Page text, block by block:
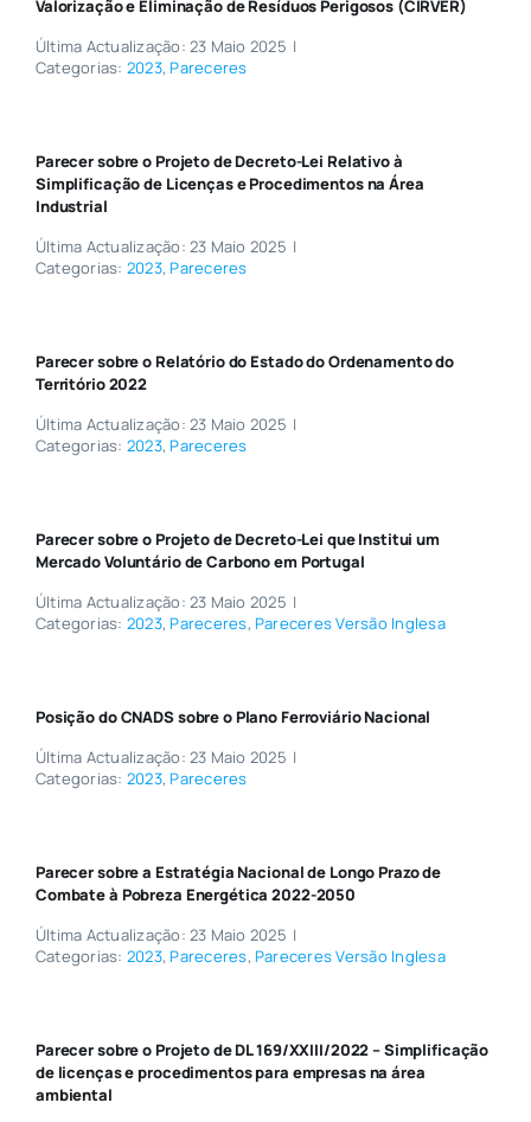
Valorização e Eliminação de Resíduos Perigosos (CIRVER)
Última Actualização: 23 Maio 2025 |
Categorias: 2023,Pareceres
Parecer sobre o Projeto de Decreto-Lei Relativo à
Simplificação de Licenças e Procedimentos na Área
Industrial
Última Actualização: 23 Maio 2025 |
Categorias: 2023,Pareceres
Parecer sobre o Relatório do Estado do Ordenamento do
Território 2022
Última Actualização: 23 Maio 2025 |
Categorias: 2023,Pareceres
Parecer sobre o Projeto de Decreto-Lei que Institui um
Mercado Voluntário de Carbono em Portugal
Última Actualização: 23 Maio 2025 |
Categorias: 2023,Pareceres, Pareceres Versão Inglesa
Posição do CNADS sobre o Plano Ferroviário Nacional
Última Actualização: 23 Maio 2025 |
Categorias: 2023,Pareceres
Parecer sobre a Estratégia Nacional de Longo Prazo de
Combate à Pobreza Energética 2022-2050
Última Actualização: 23 Maio 2025 |
Categorias: 2023,Pareceres, Pareceres Versão Inglesa
Parecer sobre o Projeto de DL 169/XXIII/2022 – Simplificação
de licenças e procedimentos para empresas na área
ambiental